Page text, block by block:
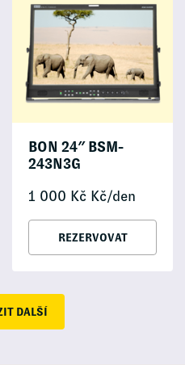
BON 24″ BSM-
243N3G
1 000 Kč Kč/den
REZERVOVAT
DALŠÍ